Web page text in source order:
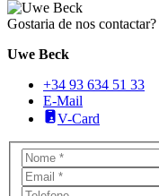
Gostaria de nos contactar?
Uwe Beck
+34 93 634 51 33
E-Mail
V-Card